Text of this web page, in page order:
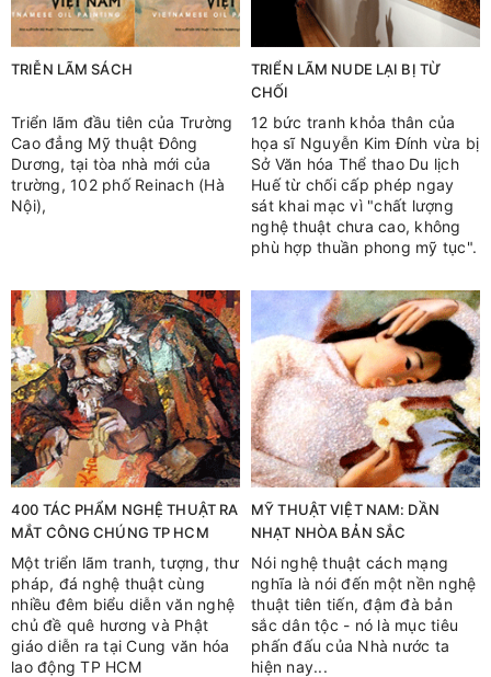
TRIỄN LÃM SÁCH
Triển lãm đầu tiên của Trường
Cao đẳng Mỹ thuật Đông
Dương, tại tòa nhà mới của
trường, 102 phố Reinach (Hà
Nội),
TRIỂN LÃM NUDE LẠI BỊ TỪ
CHỐI
12 bức tranh khỏa thân của
họa sĩ Nguyễn Kim Đính vừa bị
Sở Văn hóa Thể thao Du lịch
Huế từ chối cấp phép ngay
sát khai mạc vì "chất lượng
nghệ thuật chưa cao, không
phù hợp thuần phong mỹ tục".
400 TÁC PHẨM NGHỆ THUẬT RA
MẮT CÔNG CHÚNG TP HCM
Một triển lãm tranh, tượng, thư
pháp, đá nghệ thuật cùng
nhiều đêm biểu diễn văn nghệ
chủ đề quê hương và Phật
giáo diễn ra tại Cung văn hóa
lao động TP HCM
MỸ THUẬT VIỆT NAM: DẦN
NHẠT NHÒA BẢN SẮC
Nói nghệ thuật cách mạng
nghĩa là nói đến một nền nghệ
thuật tiên tiến, đậm đà bản
sắc dân tộc - nó là mục tiêu
phấn đấu của Nhà nước ta
hiện nay...